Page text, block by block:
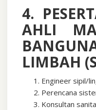
4.
AHLI
LIMBAH
Engineer sipil/
Perencana
Konsultan